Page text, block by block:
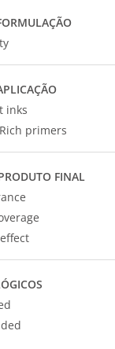
inks
primers
FINAL